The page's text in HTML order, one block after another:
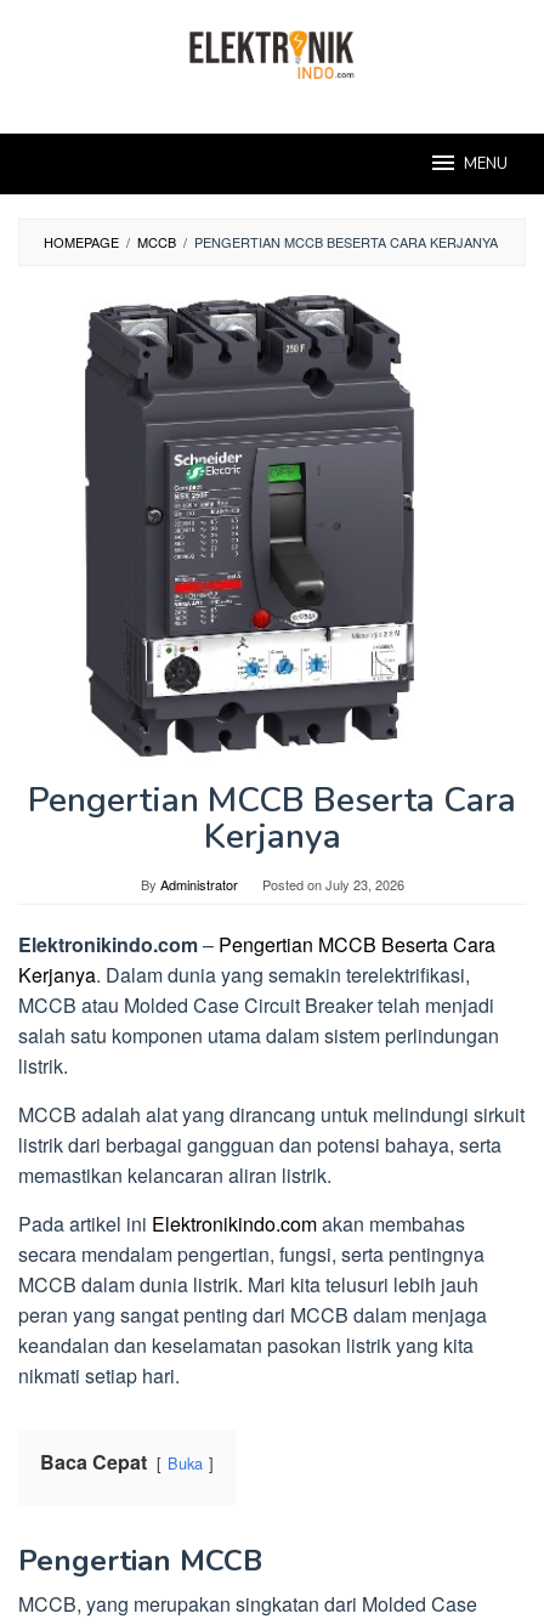
MENU
HOMEPAGE / MCCB / PENGERTIAN MCCB BESERTA CARA KERJANYA
Pengertian MCCB Beserta Cara
Kerjanya
By Administrator Posted onJuly 23, 2026
Elektronikindo.com– Pengertian MCCB Beserta Cara
Kerjanya. Dalam dunia yang semakin terelektrifikasi,
MCCB atau Molded Case Circuit Breaker telah menjadi
salah satu komponen utama dalam sistem perlindungan
listrik.
MCCB adalah alat yang dirancang untuk melindungi sirkuit
listrik dari berbagai gangguan dan potensi bahaya, serta
memastikan kelancaran aliran listrik.
Pada artikel ini Elektronikindo.comakan membahas
secara mendalam pengertian, fungsi, serta pentingnya
MCCB dalam dunia listrik. Mari kita telusuri lebih jauh
peran yang sangat penting dari MCCB dalam menjaga
keandalan dan keselamatan pasokan listrik yang kita
nikmati setiap hari.
Baca Cepat Buka
Pengertian MCCB
MCCB, yang merupakan singkatan dari Molded Case